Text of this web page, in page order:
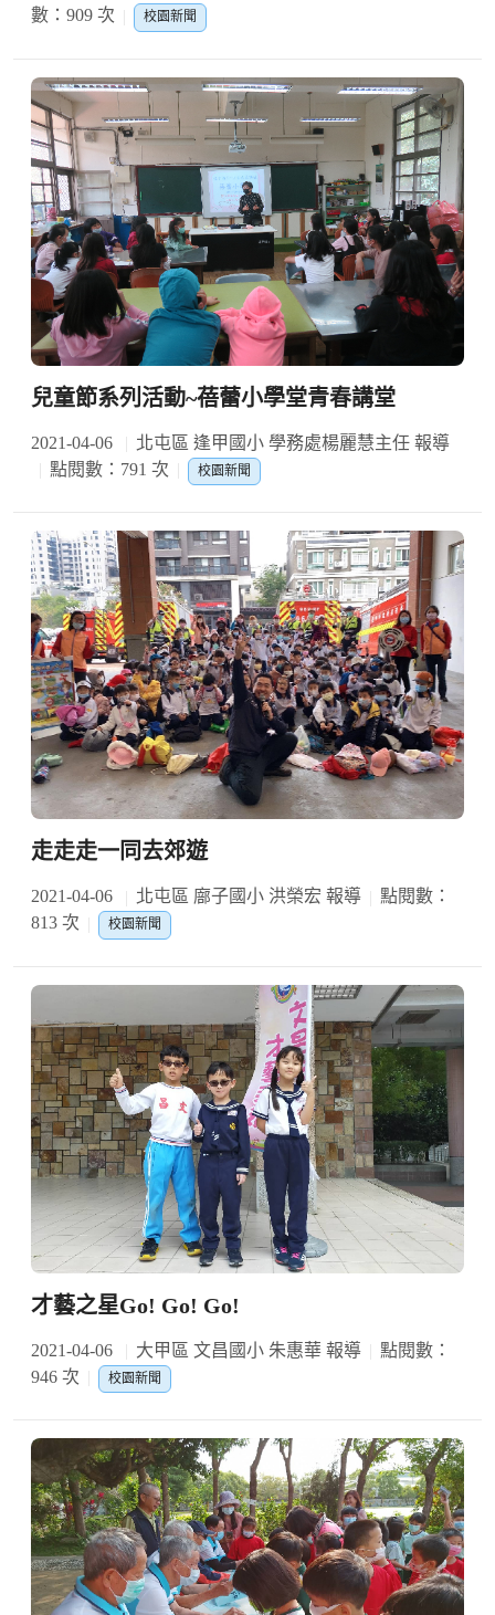
數：909 次
校園新聞
兒童節系列活動~蓓蕾小學堂青春講堂
2021-04-06
北屯區 逢甲國小 學務處楊麗慧主任 報導
點閱數：791 次
校園新聞
走走走一同去郊遊
2021-04-06 北屯區 廍子國小 洪榮宏 報導
點閱數：
813 次
校園新聞
才藝之星Go! Go! Go!
2021-04-06 大甲區 文昌國小 朱惠華 報導
點閱數：
946 次
校園新聞